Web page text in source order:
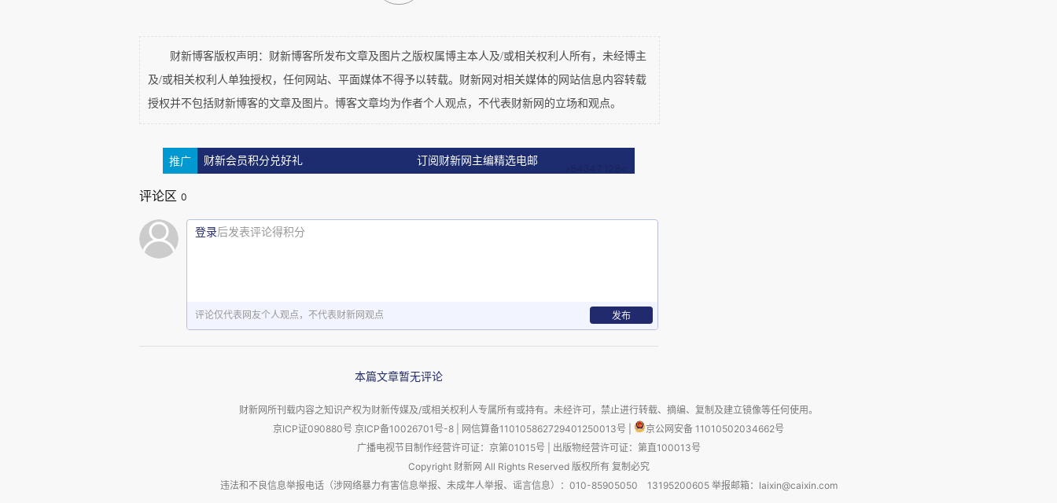
战胜了逻辑判断。这个“尴尬期”是高智商大脑发育的必经之路。
在最后的第六阶段，乌鸦学会了推理出看不见的变化。实验中，研究员手握食物
（拳头闭合，乌鸦看不见食物），把手伸进杯子后面或里面，再空手拿出来。此
时，乌鸦在脑海中完成了一套推理——刚才食物在手里，然后手进了杯子，但手出
通过逻辑推导出那些“看不见的变化”。
新喀鸦（
非生来就有，更多依赖于漫长的学习与经验积累。
本能，也是学习使用工具的起点。
财新博客版权声明：财新博客所发布文章及图片之版权属博主本人及/或相关权利人所有，未经博主
及/或相关权利人单独授权，任何网站、平面媒体不得予以转载。财新网对相关媒体的网站信息内容转载
授权并不包括财新博客的文章及图片。博客文章均为作者个人观点，不代表财新网的立场和观点。
推广 财新会员积分兑好礼 订阅财新网主编精选电邮
评论区 0
登录后发表评论得积分
评论仅代表网友个人观点，不代表财新网观点 发布
本篇文章暂无评论
财新网所刊载内容之知识产权为财新传媒及/或相关权利人专属所有或持有。未经许可，禁止进行转载、摘编、复制及建立镜像等任何使用。
京ICP证090880号 京ICP备10026701号-8 网信算备110105862729401250013号
京公网安备 11010502034662号
广播电视节目制作经营许可证：京第01015号
出版物经营许可证：第直100013号
Copyright 财新网 All Rights Reserved 版权所有 复制必究
违法和不良信息举报电话（涉网络暴力有害信息举报、未成年人举报、谣言信息）：010-85905050 13195200605 举报邮箱：laixin@caixin.com